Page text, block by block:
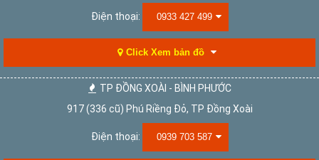
Điện thoại: 0933 427 499
Click Xem bản đồ
TP ĐỒNG XOÀI - BÌNH PHƯỚC
917 (336 cũ) Phú Riềng Đỏ, TP Đồng Xoài
Điện thoại: 0939 703 587